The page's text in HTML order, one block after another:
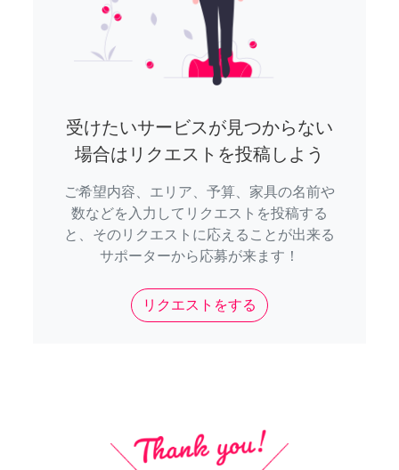
受けたいサービスが見つからない
場合はリクエストを投稿しよう
ご希望内容、エリア、予算、家具の名前や
数などを入力してリクエストを投稿する
と、そのリクエストに応えることが出来る
サポーターから応募が来ます！
リクエストをする